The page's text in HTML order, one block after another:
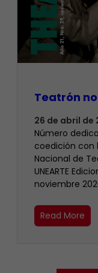
Teatrón no
26 de abril de
Número
coedición con
Nacional de
UNEARTE
noviembre
Read More